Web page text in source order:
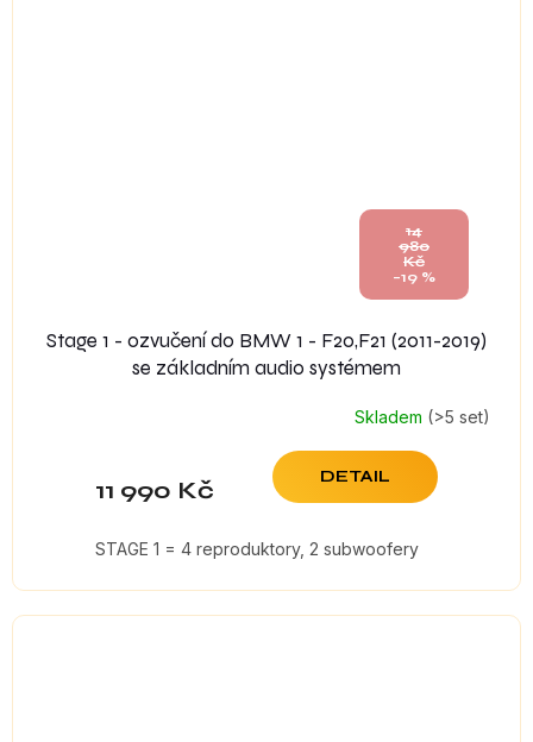
14
980
Kč
–19 %
Stage 1 - ozvučení do BMW 1 - F20,F21 (2011-2019)
se základním audio systémem
Skladem (>5 set)
11 990 Kč DETAIL
STAGE 1 = 4 reproduktory, 2 subwoofery